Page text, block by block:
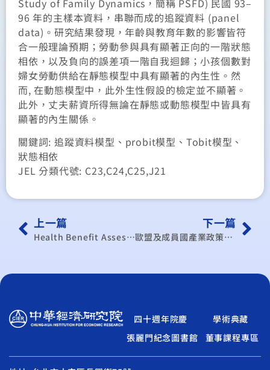
Study of Family Dynamics，簡稱 PSFD) 民國 93–
96 年的主樣本資料，串聯而成的追蹤資料 (panel
data)。研究結果發現，年齡與教育年數的影響皆符
合一般理論預期；勞動參與具有顯著正向的一階狀態
相依，以及負向的誤差項一階自我迴歸；小孩個數對
婦女勞動供給在靜態模型中具有顯著的內生性。然
而, 在動態模型中，此外生性假設的檢定並不顯著。
此外，丈夫薪資所得無論在靜態或動態模型中皆具有
顯著的內生關係。
關鍵詞: 追蹤資料模型、probit模型、Tobit模型、
狀態相依
JEL 分類代號: C23,C24,C25,J21
上一篇
Health Benefit Assessment of National Ambient Air Quality Standards for PM2.5 in Taiwan
下一篇
歐盟及成員國產業政策新倡議：源起、爭議與可能效應
四十週年院慶
學術典藏
張麗門紀念圖書館
董事課程專區